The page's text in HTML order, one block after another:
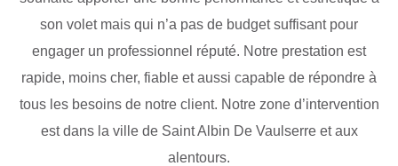
son volet mais qui n’a pas de budget suffisant pour
engager un professionnel réputé. Notre prestation est
rapide, moins cher, fiable et aussi capable de répondre à
tous les besoins de notre client. Notre zone d’intervention
est dans la ville de Saint Albin De Vaulserre et aux
alentours.